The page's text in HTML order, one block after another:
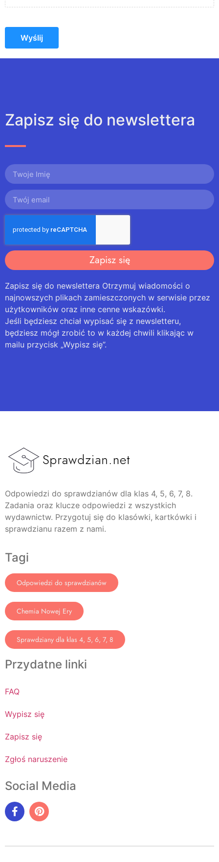
Wyślij
Zapisz się do newslettera
Zapisz się
Zapisz się do newslettera Otrzymuj wiadomości o
najnowszych plikach zamieszczonych w serwisie przez
użytkowników oraz inne cenne wskazówki.
Jeśli będziesz chciał wypisać się z newsletteru,
będziesz mógł zrobić to w każdej chwili klikając w
mailu przycisk „Wypisz się”.
Odpowiedzi do sprawdzianów dla klas 4, 5, 6, 7, 8.
Zadania oraz klucze odpowiedzi z wszystkich
wydawnictw. Przygotuj się do klasówki, kartkówki i
sprawdzianu razem z nami.
Tagi
Odpowiedzi do sprawdzianów
Chemia Nowej Ery
Sprawdziany dla klas 4, 5, 6, 7, 8
Przydatne linki
FAQ
Wypisz się
Zapisz się
Zgłoś naruszenie
Social Media